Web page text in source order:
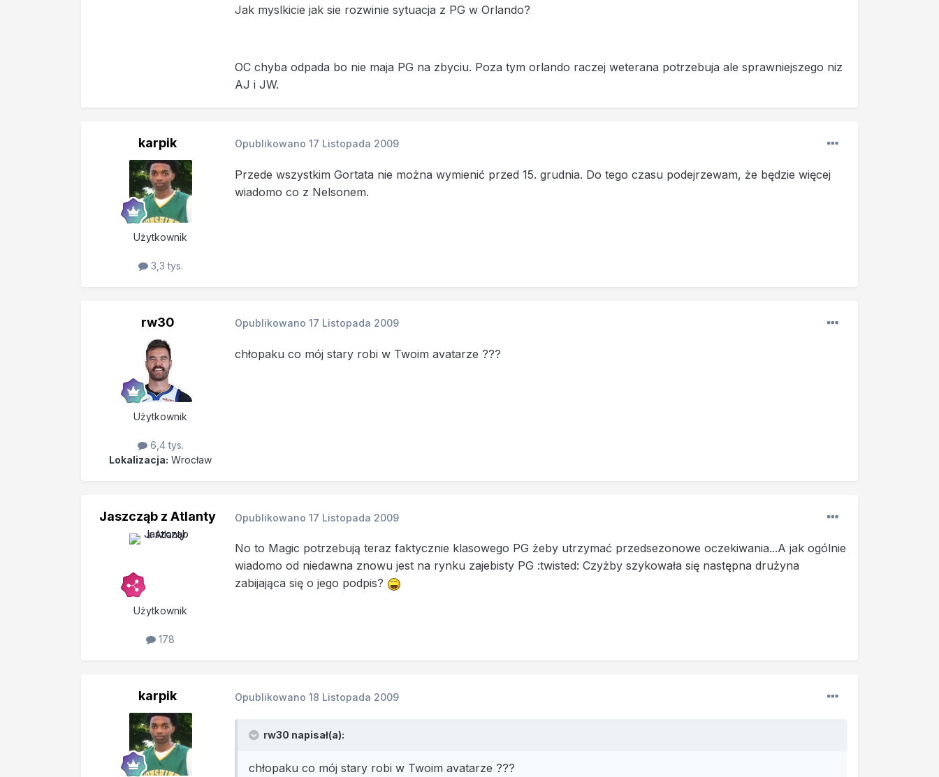
Jak myslkicie jak sie rozwinie sytuacja z PG w Orlando?
OC chyba odpada bo nie maja PG na zbyciu. Poza tym orlando raczej weterana potrzebuja ale sprawniejszego niz
AJ i JW.
karpik
Użytkownik
3,3 tys.
Opublikowano 17 Listopada 2009
Przede wszystkim Gortata nie można wymienić przed 15. grudnia. Do tego czasu podejrzewam, że będzie więcej
wiadomo co z Nelsonem.
rw30
Użytkownik
6,4 tys.
Lokalizacja: Wrocław
Opublikowano 17 Listopada 2009
chłopaku co mój stary robi w Twoim avatarze ???
Jaszcząb z Atlanty
Użytkownik
178
Opublikowano 17 Listopada 2009
No to Magic potrzebują teraz faktycznie klasowego PG żeby utrzymać przedsezonowe oczekiwania...A jak ogólnie
wiadomo od niedawna znowu jest na rynku zajebisty PG :twisted: Czyżby szykowała się następna drużyna
zabijająca się o jego podpis?
karpik Opublikowano 18 Listopada 2009
rw30 napisał(a):
chłopaku co mój stary robi w Twoim avatarze ???